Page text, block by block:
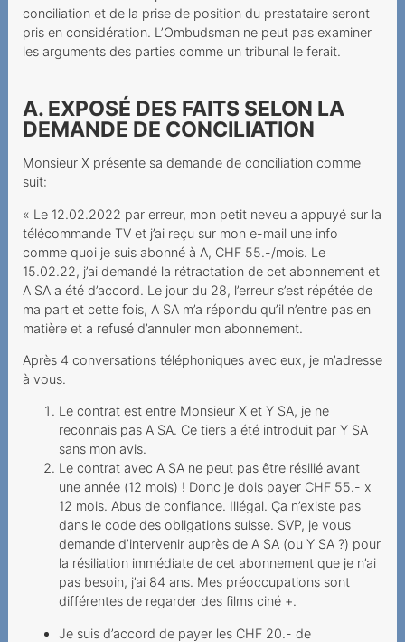
conciliation et de la prise de position du prestataire seront
pris en considération. L’Ombudsman ne peut pas examiner
les arguments des parties comme un tribunal le ferait.
A. EXPOSÉ DES FAITS SELON LA
DEMANDE DE CONCILIATION
Monsieur X présente sa demande de conciliation comme
suit:
« Le 12.02.2022 par erreur, mon petit neveu a appuyé sur la
télécommande TV et j’ai reçu sur mon e-mail une info
comme quoi je suis abonné à A, CHF 55.-/mois. Le
15.02.22, j’ai demandé la rétractation de cet abonnement et
A SA a été d’accord. Le jour du 28, l’erreur s’est répétée de
ma part et cette fois, A SA m’a répondu qu’il n’entre pas en
matière et a refusé d’annuler mon abonnement.
Après 4 conversations téléphoniques avec eux, je m’adresse
à vous.
Le contrat est entre Monsieur X et Y SA, je ne
reconnais pas A SA. Ce tiers a été introduit par Y SA
sans mon avis.
Le contrat avec A SA ne peut pas être résilié avant
une année (12 mois) ! Donc je dois payer CHF 55.- x
12 mois. Abus de confiance. Illégal. Ça n’existe pas
dans le code des obligations suisse. SVP, je vous
demande d’intervenir auprès de A SA (ou Y SA ?) pour
la résiliation immédiate de cet abonnement que je n’ai
pas besoin, j’ai 84 ans. Mes préoccupations sont
différentes de regarder des films ciné +.
Je suis d’accord de payer les CHF 20.- de
Laufzeitübereinstimmung
Rabatt und
Mindestvertragdauer
Widerrufsrecht
telefonischen
Le colis volé
Une option Roaming
imaginaire
Rückabwicklung des
Kaufvertrags aufgrund
Urteilsunfähigkeit
Halterwechsel nach
Portierung
Appels internationaux
depuis la Suisse ≠ Roaming
Haftung bei
Paketzusendung
Rechnungsdetails
gesetzlich nur befristet
verfügbar